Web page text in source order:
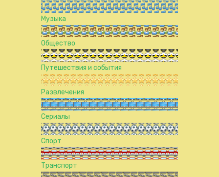
Музыка
Общество
Путешествия и события
Развлечения
Сериалы
Спорт
Транспорт